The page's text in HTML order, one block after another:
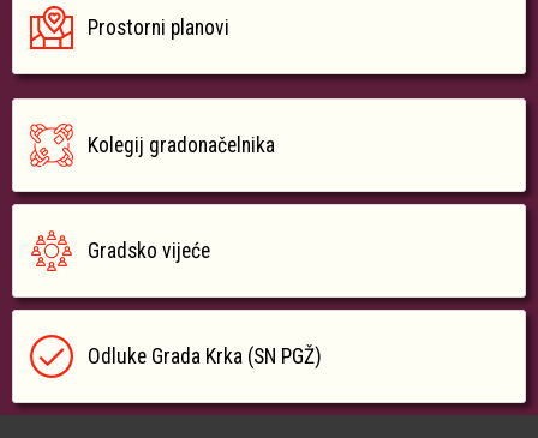
Prostorni planovi
Kolegij gradonačelnika
Gradsko vijeće
Odluke Grada Krka (SN PGŽ)